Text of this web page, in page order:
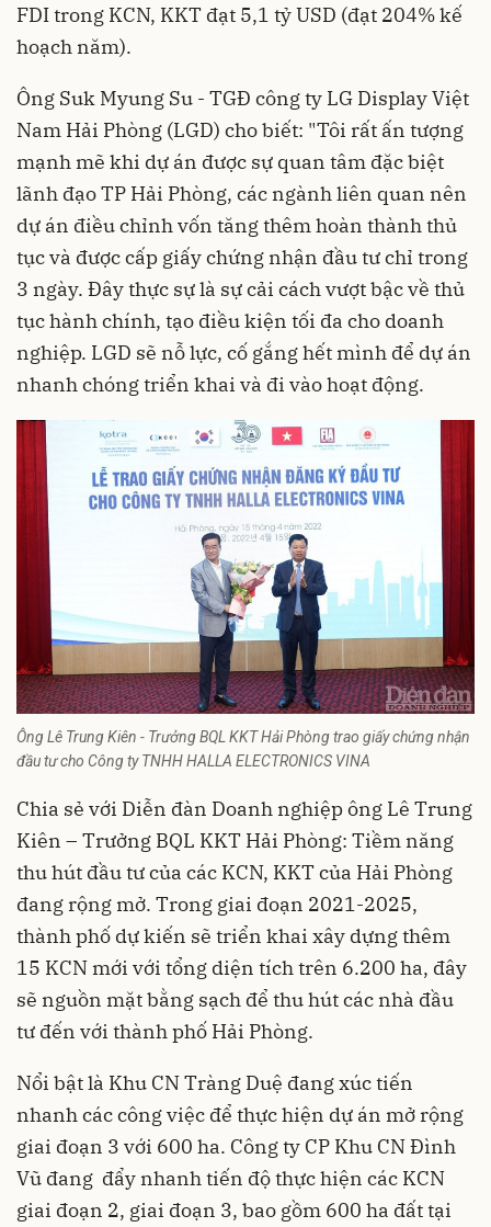
FDI trong KCN, KKT đạt 5,1 tỷ USD (đạt 204% kế
hoạch năm).
Ông Suk Myung Su - TGĐ công ty LG DisplayViệt
Nam Hải Phòng (LGD) cho biết: "Tôi rất ấn tượng
mạnh mẽ khi dự án được sự quan tâm đặc biệt
lãnh đạo TP Hải Phòng, các ngành liên quan nên
dự án điều chỉnh vốn tăng thêm hoàn thành thủ
tục và được cấp giấy chứng nhận đầu tư chỉ trong
3 ngày. Đây thực sự là sự cải cách vượt bậc về thủ
tục hành chính, tạo điều kiện tối đa cho doanh
nghiệp. LGD sẽ nỗ lực, cố gắng hết mình để dự án
nhanh chóng triển khai và đi vào hoạt động.
Ông Lê Trung Kiên - Trưởng BQL KKT Hải Phòng trao giấy chứng nhận
đầu tư cho Công ty TNHH HALLA ELECTRONICS VINA
Chia sẻ với Diễn đàn Doanh nghiệp ông Lê Trung
Kiên – Trưởng BQL KKT Hải Phòng: Tiềm năng
thu hút đầu tư của các KCN, KKT của Hải Phòng
đang rộng mở. Trong giai đoạn 2021-2025,
thành phố dự kiến sẽ triển khai xây dựng thêm
15 KCN mới với tổng diện tích trên 6.200 ha, đây
sẽ nguồn mặt bằng sạch để thu hút các nhà đầu
tư đến với thành phố Hải Phòng.
Nổi bật là Khu CN Tràng Duệ đang xúc tiến
nhanh các công việc để thực hiện dự án mở rộng
giai đoạn 3 với 600 ha. Công ty CP Khu CN Đình
Vũ đang đẩy nhanh tiến độ thực hiện các KCN
giai đoạn 2, giai đoạn 3, bao gồm 600 ha đất tại